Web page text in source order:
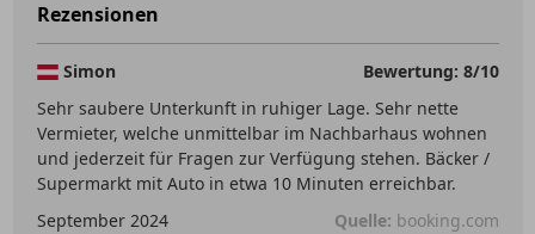
Rezensionen
Simon
Bewertung: 8/10
Sehr saubere Unterkunft in ruhiger Lage. Sehr nette
Vermieter, welche unmittelbar im Nachbarhaus wohnen
und jederzeit für Fragen zur Verfügung stehen. Bäcker /
Supermarkt mit Auto in etwa 10 Minuten erreichbar.
September 2024
Quelle: booking.com